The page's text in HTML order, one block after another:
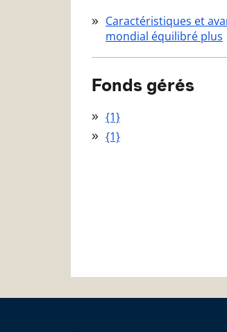
Caractéristiques et
mondial équilibré plus
Fonds gérés
{1}
{1}